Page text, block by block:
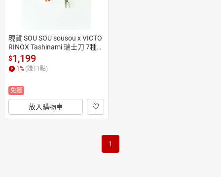
現貨 SOU SOU sousou x VICTO
RINOX Tashinami 瑞士刀 7種功
能 瑞士製造 日本直送
$1,199
1 % (賺11 點)
免運
放入購物車
1